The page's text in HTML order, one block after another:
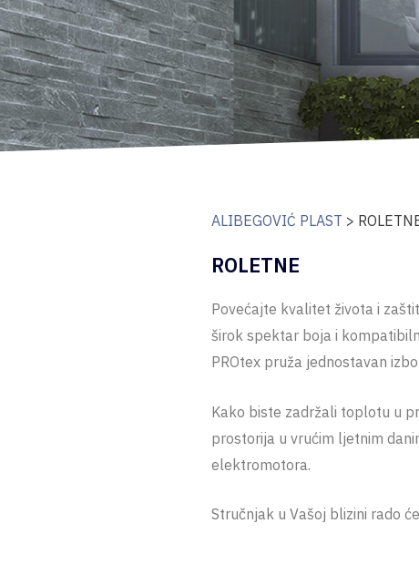
ALIBEGOVIĆ PLAST >
ROLETNE
Povećajte kvalitet života i
širok spektar boja i
PROtex pruža jednostavan
Kako biste zadržali toplotu u
prostorija u vrućim ljetnim
elektromotora.
Stručnjak u Vašoj blizini rado